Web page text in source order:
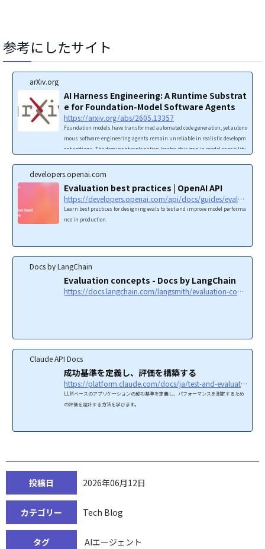
参考にしたサイト
arXiv.org
AI Harness Engineering: A Runtime Substrat
e for Foundation-Model Software Agents
https://arxiv.org/abs/2605.13357
Foundation models have transformed automated code generation, yet autono
mous software-engineering agents remain unreliable in realistic developm
ent settings. The dominant explanation locates this gap in model capability.
model-harness-environment system, in which a runtime substrate -- the h
it, receives feedback, and establishes that a change...
developers.openai.com
Evaluation best practices | OpenAI API
https://developers.openai.com/api/docs/guides/evaluation-best-practices
Learn best practices for designing evals to test and improve model performa
nce in production.
Docs by LangChain
Evaluation concepts - Docs by LangChain
https://docs.langchain.com/langsmith/evaluation-concepts
Claude API Docs
成功基準を定義し、評価を構築する
https://platform.claude.com/docs/ja/test-and-evaluate/develop-tests
LLMベースのアプリケーションの成功基準を定義し、パフォーマンスを測定するため
の評価を設計する方法を学びます。
投稿日 2026年06月12日
カテゴリー Tech Blog
タグ AIエージェント